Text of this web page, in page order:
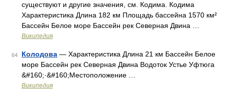
существуют и другие значения, см. Кодима. Кодима
Характеристика Длина 182 км Площадь бассейна 1570 км²
Бассейн Белое море Бассейн рек Северная Двина …
Википедия
64 Колодова — Характеристика Длина 21 км Бассейн Белое
море Бассейн рек Северная Двина Водоток Устье Уфтюга
&#160;·&#160;Местоположение …
Википедия